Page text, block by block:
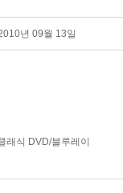
년 09월 13일
래식 DVD/블루레이